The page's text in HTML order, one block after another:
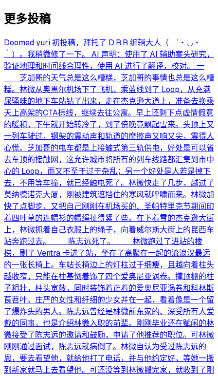
更多投稿
Doomed yuri 初投稿，拜托了 D.R.R 编辑大人（ ´・◡・
｀）。我稍微修了一下。 AI 声明：使用了 AI 辅助案头研究，
验证地理和时间线合理性，使用 AI 进行了翻译，校对。 一
芝加哥的天气总是这么糟糕，芝加哥的事情也总是这么糟
糕。林微从奥黑尔机场下了飞机，乘蓝线到了 Loop，从充满
尿骚味的地下车站钻了出来，走在杰克逊大道上，准备去换乘
天上高架的CTA棕线，继续去往公寓。早上还剩下点虚情假意
的暖和，下午就开始转冷了，到了傍晚竟飘起雪来。头顶上又
一列车驶过，钢架的震动声和轨道的摩擦声又响又尖，震得人
心慌。芝加哥的电车都是上接触式第三轨供电，好处是可以省
去车顶的接触网，这允许城市将所有的列车线路都汇集到市中
心的 Loop，而又不至于过于杂乱；另一个好处是人若是掉下
去，不用等车撞，就已经触电死了。林微快走了几步，越过了
莫纳德诺克大厦，刚被建筑遮挡住的寒风就呼啸而来。林微加
快了点脚步，又把自己刚刚在机场买的、圣帕特里克节期间印
着四叶草的连帽衫的帽绳扯得紧了些。在下着雪的杰克逊大街
上，林微抓着自己衣服上的绳子，向着威尔斯大街上的昆西车
站奔跑过去。 陈志远死了。 林微跑过了进站的楼
梯，刷了 Ventra 卡进了站，坐在了离聚在一起的流浪汉最远
的一张长椅上。车站长椅边上的灯柱过于细瘦，且越向着柱头
越收窄，只能在柱基倒着饰了四个爱奥尼亚涡卷。撑顶棚的柱
子粗壮，柱头宽敞，同时装饰着正着的爱奥尼亚涡卷和科林斯
茛苕叶。庄严的女性和纤细的少女并在一起，看着像是一个留
了爆炸头的男人。陈志远曾经是林微前东家的、深受所有人爱
戴的同事，也是介绍林微入职的前辈。刚刚毕业还在赋闲的林
微接受了陈志远的邀请和鼓励，申请了他推荐的职位。可林微
刚刚通过面试，陈志远就病倒了。林微自认为受过陈志远的
恩，要去看望他，就给他打了电话，并与他约定好，等她一搬
到新家就马上去看望他。可还没等到林微搬完家，就收到了刚